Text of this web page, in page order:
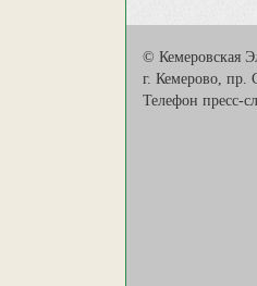
© Кемеровская
г. Кемерово, пр.
Телефон пресс-